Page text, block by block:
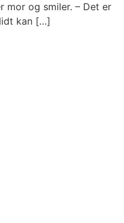
mor og smiler. – Det er
kan […]